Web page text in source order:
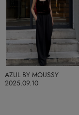
2025.09.10
AZUL BY MOUSSY